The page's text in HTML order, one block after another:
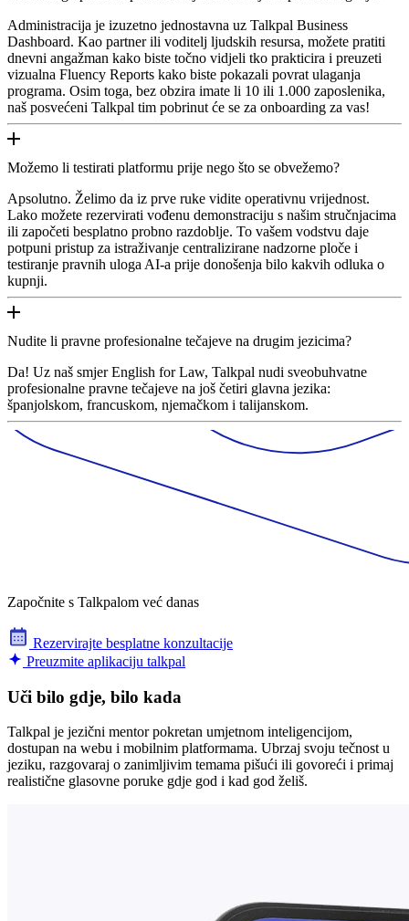
Administracija je izuzetno jednostavna uz Talkpal Business
Dashboard. Kao partner ili voditelj ljudskih resursa, možete pratiti
dnevni angažman kako biste točno vidjeli tko prakticira i preuzeti
vizualna Fluency Reports kako biste pokazali povrat ulaganja
programa. Osim toga, bez obzira imate li 10 ili 1.000 zaposlenika,
naš posvećeni Talkpal tim pobrinut će se za onboarding za vas!
Možemo li testirati platformu prije nego što se obvežemo?
Apsolutno. Želimo da iz prve ruke vidite operativnu vrijednost.
Lako možete rezervirati vođenu demonstraciju s našim stručnjacima
ili započeti besplatno probno razdoblje. To vašem vodstvu daje
potpuni pristup za istraživanje centralizirane nadzorne ploče i
testiranje pravnih uloga AI-a prije donošenja bilo kakvih odluka o
kupnji.
Nudite li pravne profesionalne tečajeve na drugim jezicima?
Da! Uz naš smjer English for Law, Talkpal nudi sveobuhvatne
profesionalne pravne tečajeve na još četiri glavna jezika:
španjolskom, francuskom, njemačkom i talijanskom.
Započnite s Talkpalom već danas
Rezervirajte besplatne konzultacije
Preuzmite aplikaciju talkpal
Uči bilo gdje, bilo kada
Talkpal je jezični mentor pokretan umjetnom inteligencijom,
dostupan na webu i mobilnim platformama. Ubrzaj svoju tečnost u
jeziku, razgovaraj o zanimljivim temama pišući ili govoreći i primaj
realistične glasovne poruke gdje god i kad god želiš.